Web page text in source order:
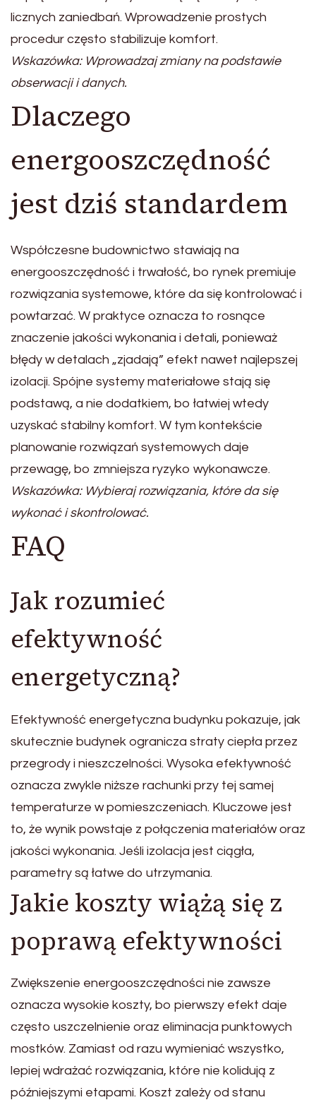
licznych zaniedbań. Wprowadzenie prostych
procedur często stabilizuje komfort.
Wskazówka: Wprowadzaj zmiany na podstawie
obserwacji i danych.
Dlaczego
energooszczędność
jest dziś standardem
Współczesne budownictwo stawiają na
energooszczędność i trwałość, bo rynek premiuje
rozwiązania systemowe, które da się kontrolować i
powtarzać. W praktyce oznacza to rosnące
znaczenie jakości wykonania i detali, ponieważ
błędy w detalach „zjadają” efekt nawet najlepszej
izolacji. Spójne systemy materiałowe stają się
podstawą, a nie dodatkiem, bo łatwiej wtedy
uzyskać stabilny komfort. W tym kontekście
planowanie rozwiązań systemowych daje
przewagę, bo zmniejsza ryzyko wykonawcze.
Wskazówka: Wybieraj rozwiązania, które da się
wykonać i skontrolować.
FAQ
Jak rozumieć
efektywność
energetyczną?
Efektywność energetyczna budynku pokazuje, jak
skutecznie budynek ogranicza straty ciepła przez
przegrody i nieszczelności. Wysoka efektywność
oznacza zwykle niższe rachunki przy tej samej
temperaturze w pomieszczeniach. Kluczowe jest
to, że wynik powstaje z połączenia materiałów oraz
jakości wykonania. Jeśli izolacja jest ciągła,
parametry są łatwe do utrzymania.
Jakie koszty wiążą się z
poprawą efektywności
Zwiększenie energooszczędności nie zawsze
oznacza wysokie koszty, bo pierwszy efekt daje
często uszczelnienie oraz eliminacja punktowych
mostków. Zamiast od razu wymieniać wszystko,
lepiej wdrażać rozwiązania, które nie kolidują z
późniejszymi etapami. Koszt zależy od stanu